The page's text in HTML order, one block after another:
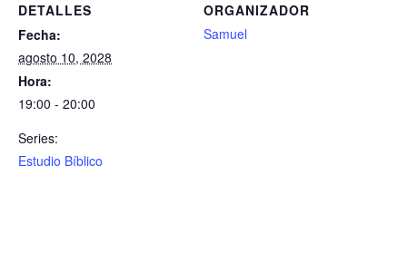
DETALLES
Fecha:
agosto 10, 2028
Hora:
19:00 - 20:00
Series:
Estudio Bíblico
ORGANIZADOR
Samuel